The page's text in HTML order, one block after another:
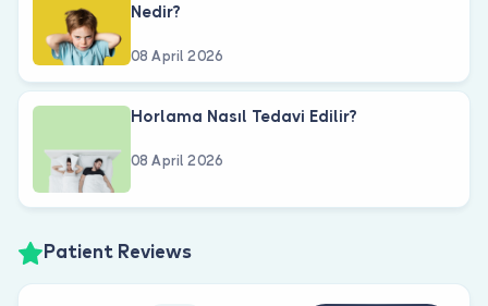
Nedir?
08 April 2026
Horlama Nasıl Tedavi Edilir?
08 April 2026
Patient Reviews